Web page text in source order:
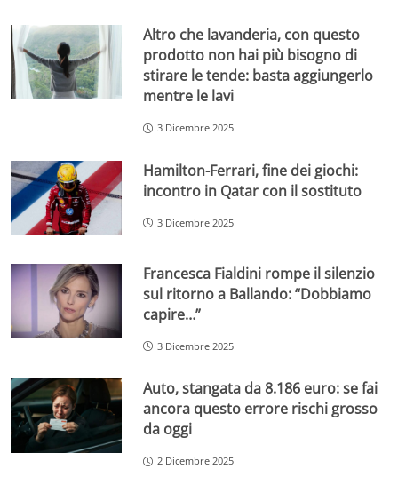
Altro che lavanderia, con questo
prodotto non hai più bisogno di
stirare le tende: basta aggiungerlo
mentre le lavi
3 Dicembre 2025
Hamilton-Ferrari, fine dei giochi:
incontro in Qatar con il sostituto
3 Dicembre 2025
Francesca Fialdini rompe il silenzio
sul ritorno a Ballando: “Dobbiamo
capire…”
3 Dicembre 2025
Auto, stangata da 8.186 euro: se fai
ancora questo errore rischi grosso
da oggi
2 Dicembre 2025